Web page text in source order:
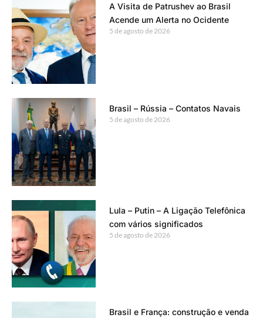
A Visita de Patrushev ao Brasil
Acende um Alerta no Ocidente
5 de agosto de 2026
Brasil – Rússia – Contatos Navais
5 de agosto de 2026
Lula – Putin – A Ligação Telefônica
com vários significados
5 de agosto de 2026
Brasil e França: construção e venda